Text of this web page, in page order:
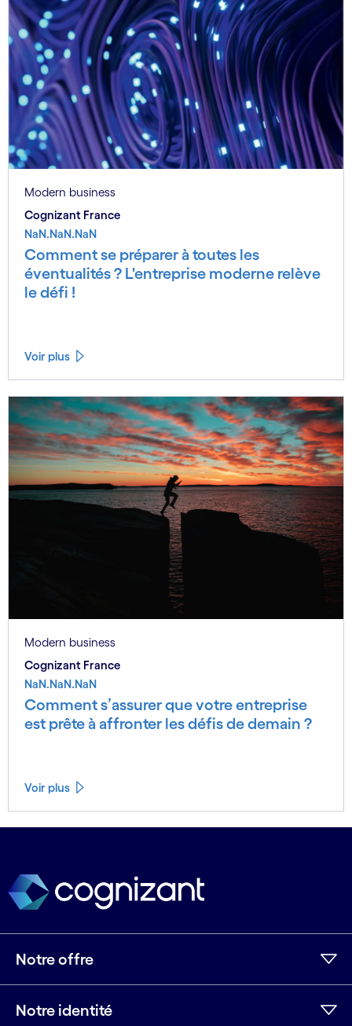
Modern business
Cognizant France
NaN.NaN.NaN
Comment se préparer à toutes les
éventualités ? L'entreprise moderne relève
le défi !
Voir plus
Modern business
Cognizant France
NaN.NaN.NaN
Comment s’assurer que votre entreprise
est prête à affronter les défis de demain ?
Voir plus
Notre offre
Notre identité